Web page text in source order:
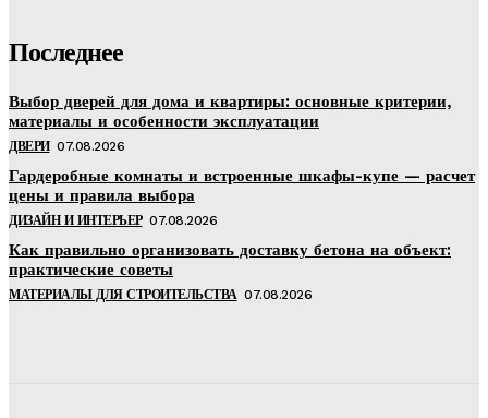
Последнее
Выбор дверей для дома и квартиры: основные критерии,
материалы и особенности эксплуатации
ДВЕРИ 07.08.2026
Гардеробные комнаты и встроенные шкафы-купе — расчет
цены и правила выбора
ДИЗАЙН И ИНТЕРЬЕР 07.08.2026
Как правильно организовать доставку бетона на объект:
практические советы
МАТЕРИАЛЫ ДЛЯ СТРОИТЕЛЬСТВА 07.08.2026